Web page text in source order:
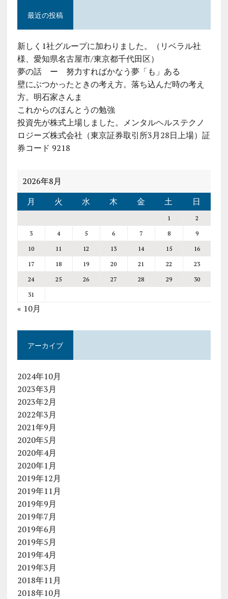
最近の投稿
新しく1社グループに加わりました。（リベラル社
様、愛知県名古屋市/東京都千代田区）
夢の話 ー 努力すればかなう夢「も」ある
壁にぶつかったときの考え方。落ち込んだ時の考え
方。明石家さんま
これからのほんとうの勉強
投資先が株式上場しました。メンタルヘルステクノ
ロジーズ株式会社（東京証券取引所3月28日上場）証
券コード 9218
2026年8月
月
火 水 木 金 土 日
1
2
3
4 5 6 7 8
9
10
11 12 13 14 15
16
17
18 19 20 21 22
23
24
25 26 27 28 29
30
31
« 10月
アーカイブ
2024年10月
2023年3月
2023年2月
2022年3月
2021年9月
2020年5月
2020年4月
2020年1月
2019年12月
2019年11月
2019年9月
2019年7月
2019年6月
2019年5月
2019年4月
2019年3月
2018年11月
2018年10月